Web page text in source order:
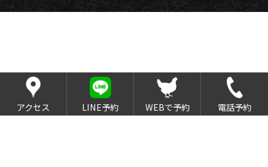
アクセス LINE予約 WEBで予約 電話予約